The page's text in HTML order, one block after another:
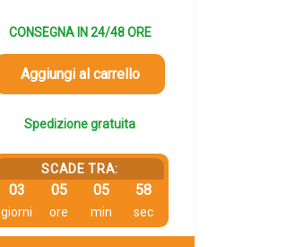
CONSEGNA IN 24/48 ORE
Aggiungi al carrello
Spedizione gratuita
SCADE TRA:
03
giorni
05
ore
05
min
57
sec